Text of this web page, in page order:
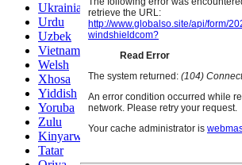
Ukrainian
Urdu
Uzbek
Vietnamese
Welsh
Xhosa
Yiddish
Yoruba
Zulu
Kinyarwanda
Tatar